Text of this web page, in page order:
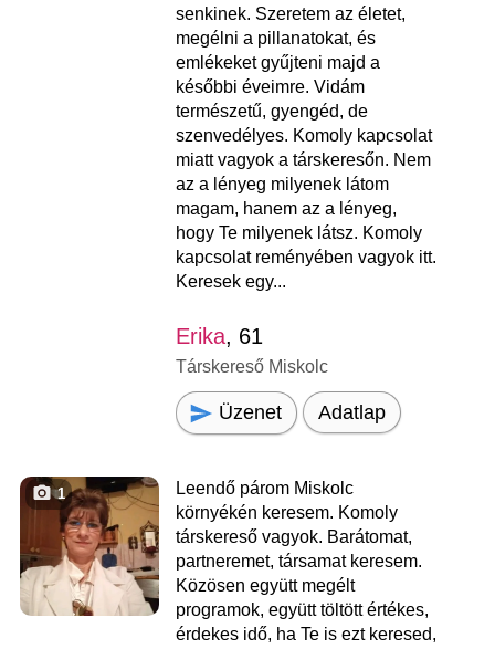
senkinek. Szeretem az életet,
megélni a pillanatokat, és
emlékeket gyűjteni majd a
későbbi éveimre. Vidám
természetű, gyengéd, de
szenvedélyes. Komoly kapcsolat
miatt vagyok a társkeresőn. Nem
az a lényeg milyenek látom
magam, hanem az a lényeg,
hogy Te milyenek látsz. Komoly
kapcsolat reményében vagyok itt.
Keresek egy...
Erika, 61
Társkereső Miskolc
Üzenet Adatlap
1
Leendő párom Miskolc
környékén keresem. Komoly
társkereső vagyok. Barátomat,
partneremet, társamat keresem.
Közösen együtt megélt
programok, együtt töltött értékes,
érdekes idő, ha Te is ezt keresed,